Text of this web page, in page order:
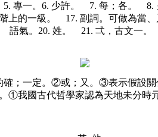
5. 專一。 6. 少許。 7. 每；各。
上的一級。 17. 副詞。可做為當
語氣。 20. 姓。 21. 弌，古文一。
確；一定。②或；又。③表示假設
①我國古代哲學家認為天地未分時